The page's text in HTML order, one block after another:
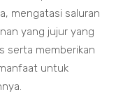
mengatasi saluran
yang jujur yang
serta memberikan
untuk